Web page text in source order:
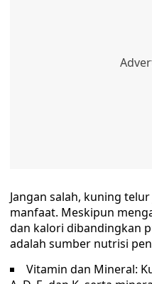
Jangan salah, kuning
manfaat. Meskipun
dan kalori dibandingkan
adalah sumber nutrisi
Vitamin dan Mineral: